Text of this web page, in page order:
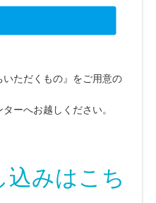
いただくもの』をご用意の
ーへお越しください。
込みはこち